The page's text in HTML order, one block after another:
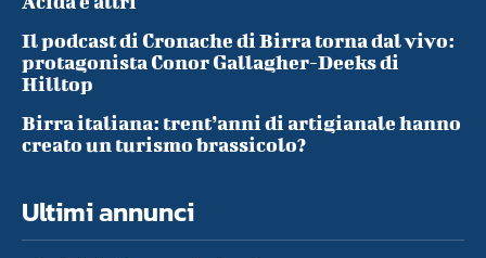
Il podcast di Cronache di Birra torna dal vivo:
protagonista Conor Gallagher-Deeks di
Hilltop
Birra italiana: trent’anni di artigianale hanno
creato un turismo brassicolo?
Ultimi annunci